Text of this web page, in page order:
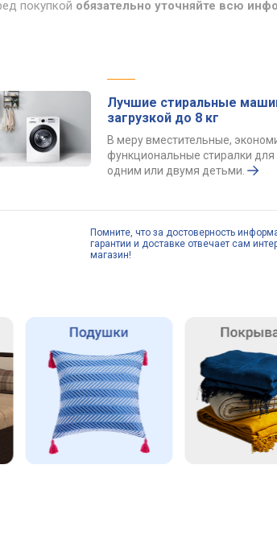
покупкой обязательно уточняйте всю
Лучшие стиральные
загрузкой до 8 кг
В меру вместительные,
функциональные стиралки для
одним или двумя детьми.
Помните, что за достоверность
гарантии и доставке отвечает сам
магазин!